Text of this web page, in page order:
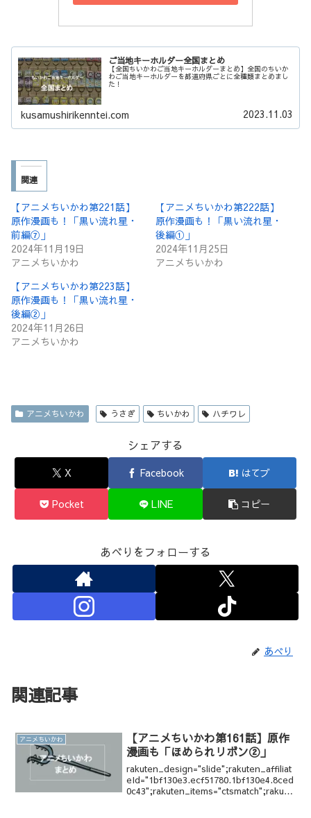
ご当地キーホルダー全国まとめ
【全国ちいかわご当地キーホルダーまとめ】全国のちいか
わご当地キーホルダーを都道府県ごとに全種類まとめまし
た！
kusamushirikenntei.com 2023.11.03
関連
【アニメちいかわ第221話】
原作漫画も！「黒い流れ星・
前編⑦」
2024年11月19日
アニメちいかわ
【アニメちいかわ第222話】
原作漫画も！「黒い流れ星・
後編①」
2024年11月25日
アニメちいかわ
【アニメちいかわ第223話】
原作漫画も！「黒い流れ星・
後編②」
2024年11月26日
アニメちいかわ
アニメちいかわ うさぎ ちいかわ ハチワレ
シェアする
X Facebook はてブ
Pocket LINE コピー
あべりをフォローする
あべり
関連記事
アニメちいかわ
【アニメちいかわ第161話】原作
漫画も「ほめられリボン②」
rakuten_design="slide";rakuten_affiliat
eId="1bf130e3.ecf51780.1bf130e4.8ced
0c43";rakuten_items="ctsmatch";rakute